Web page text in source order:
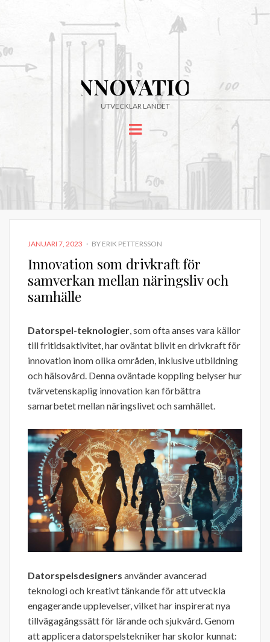
INNOVATIONER
UTVECKLAR LANDET
Menu
POSTED
JANUARI 7, 2023 BY ERIK PETTERSSON
Innovation som drivkraft för
samverkan mellan näringsliv och
samhälle
Datorspel-teknologier, som ofta anses vara källor
till fritidsaktivitet, har oväntat blivit en drivkraft för
innovation inom olika områden, inklusive utbildning
och hälsovård. Denna oväntade koppling belyser hur
tvärvetenskaplig innovation kan förbättra
samarbetet mellan näringslivet och samhället.
Datorspelsdesigners använder avancerad
teknologi och kreativt tänkande för att utveckla
engagerande upplevelser, vilket har inspirerat nya
tillvägagångssätt för lärande och sjukvård. Genom
att applicera datorspelstekniker har skolor kunnat: